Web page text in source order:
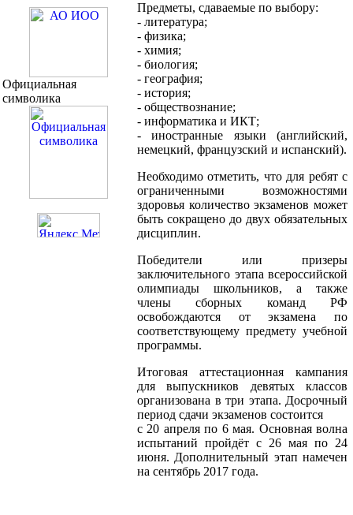
Официальная
символика
Предметы, сдаваемые по выбору:
- литература;
- физика;
- химия;
- биология;
- география;
- история;
- обществознание;
- информатика и ИКТ;
- иностранные языки (английский,
немецкий, французский и испанский).
Необходимо отметить, что для ребят с
ограниченными возможностями
здоровья количество экзаменов может
быть сокращено до двух обязательных
дисциплин.
Победители или призеры
заключительного этапа всероссийской
олимпиады школьников, а также
члены сборных команд РФ
освобождаются от экзамена по
соответствующему предмету учебной
программы.
Итоговая аттестационная кампания
для выпускников девятых классов
организована в три этапа. Досрочный
период сдачи экзаменов состоится
с 20 апреля по 6 мая. Основная волна
испытаний пройдёт с 26 мая по 24
июня. Дополнительный этап намечен
на сентябрь 2017 года.